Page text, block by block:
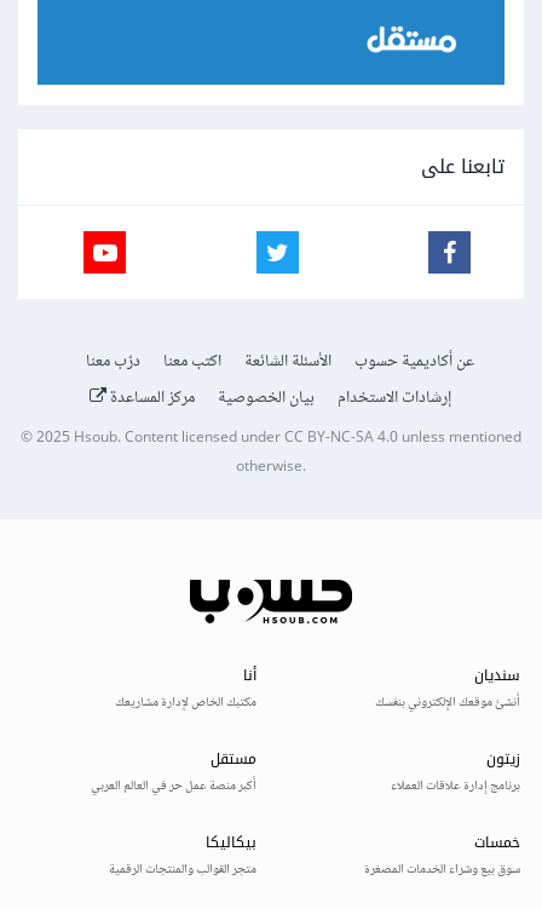
تابعنا على
عن أكاديمية حسوب الأسئلة الشائعة اكتب معنا
درّب معنا
إرشادات الاستخدام
بيان الخصوصية مركز المساعدة
© 2025Hsoub.Content licensed underCC BY-NC-SA 4.0unless mentioned
otherwise.